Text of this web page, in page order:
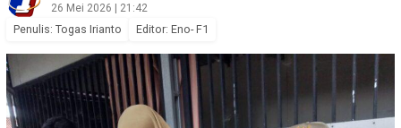
26 Mei 2026 | 21:42
Penulis: Togas Irianto Editor: Eno- F1